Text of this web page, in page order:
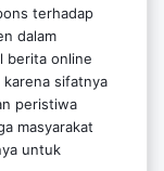
terhadap
dalam
berita online
karena sifatnya
peristiwa
masyarakat
untuk